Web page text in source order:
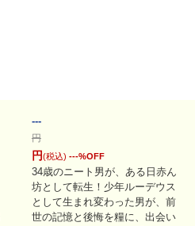
---
円
円(税込) ---%OFF
34歳のニート男が、ある日赤ん
坊として転生！少年ルーデウス
として生まれ変わった男が、前
世の記憶と後悔を糧に、出会い